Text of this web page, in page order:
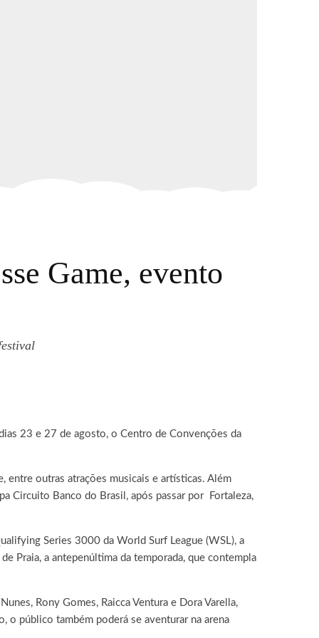
Game, evento
23 e 27 de agosto, o Centro de Convenções da
entre outras atrações musicais e artísticas. Além
Circuito Banco do Brasil, após passar por Fortaleza,
Series 3000 da World Surf League (WSL), a
Praia, a antepenúltima da temporada, que contempla
Rony Gomes, Raicca Ventura e Dora Varella,
o público também poderá se aventurar na arena